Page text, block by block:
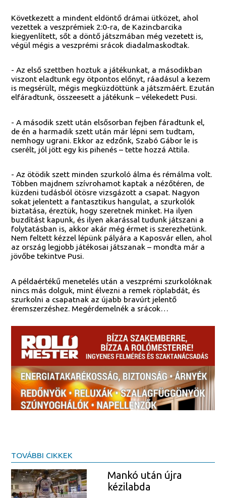
Következett a mindent eldöntő drámai ütközet, ahol
vezettek a veszprémiek 2:0-ra, de Kazincbarcika
kiegyenlített, sőt a döntő játszmában még vezetett is,
végül mégis a veszprémi srácok diadalmaskodtak.
- Az első szettben hoztuk a játékunkat, a másodikban
viszont eladtunk egy ötpontos előnyt, ráadásul a kezem
is megsérült, mégis megküzdöttünk a játszmáért. Ezután
elfáradtunk, összeesett a játékunk – vélekedett Pusi.
- A második szett után elsősorban fejben fáradtunk el,
de én a harmadik szett után már lépni sem tudtam,
nemhogy ugrani. Ekkor az edzőnk, Szabó Gábor le is
cserélt, jól jött egy kis pihenés – tette hozzá Attila.
- Az ötödik szett minden szurkoló álma és rémálma volt.
Többen majdnem szívrohamot kaptak a nézőtéren, de
küzdeni tudásból ötösre vizsgázott a csapat. Nagyon
sokat jelentett a fantasztikus hangulat, a szurkolók
biztatása, éreztük, hogy szeretnek minket. Ha ilyen
buzdítást kapunk, és ilyen akarással tudunk játszani a
folytatásban is, akkor akár még érmet is szerezhetünk.
Nem feltett kézzel lépünk pályára a Kaposvár ellen, ahol
az ország legjobb játékosai játszanak – mondta már a
jövőbe tekintve Pusi.
A példaértékű menetelés után a veszprémi szurkolóknak
nincs más dolguk, mint élvezni a remek röplabdát, és
szurkolni a csapatnak az újabb bravúrt jelentő
éremszerzéshez. Megérdemelnék a srácok…
TOVÁBBI CIKKEK
Mankó után újra
kézilabda